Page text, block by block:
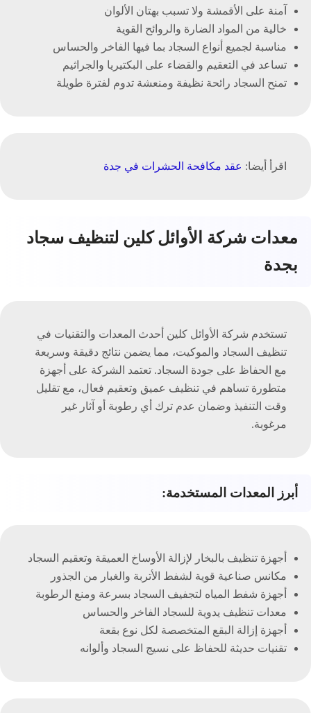
آمنة على الأقمشة ولا تسبب بهتان الألوان
خالية من المواد الضارة والروائح القوية
مناسبة لجميع أنواع السجاد بما فيها الفاخر والحساس
تساعد في التعقيم والقضاء على البكتيريا والجراثيم
تمنح السجاد رائحة نظيفة ومنعشة تدوم لفترة طويلة
اقرأ أيضا: عقد مكافحة الحشرات في جدة
معدات شركة الأوائل كلين لتنظيف سجاد
بجدة
تستخدم شركة الأوائل كلين أحدث المعدات والتقنيات في
تنظيف السجاد والموكيت، مما يضمن نتائج دقيقة وسريعة
مع الحفاظ على جودة السجاد. تعتمد الشركة على أجهزة
متطورة تساهم في تنظيف عميق وتعقيم فعال، مع تقليل
وقت التنفيذ وضمان عدم ترك أي رطوبة أو آثار غير
مرغوبة.
أبرز المعدات المستخدمة:
أجهزة تنظيف بالبخار لإزالة الأوساخ العميقة وتعقيم السجاد
مكانس صناعية قوية لشفط الأتربة والغبار من الجذور
أجهزة شفط المياه لتجفيف السجاد بسرعة ومنع الرطوبة
معدات تنظيف يدوية للسجاد الفاخر والحساس
أجهزة إزالة البقع المتخصصة لكل نوع بقعة
تقنيات حديثة للحفاظ على نسيج السجاد وألوانه